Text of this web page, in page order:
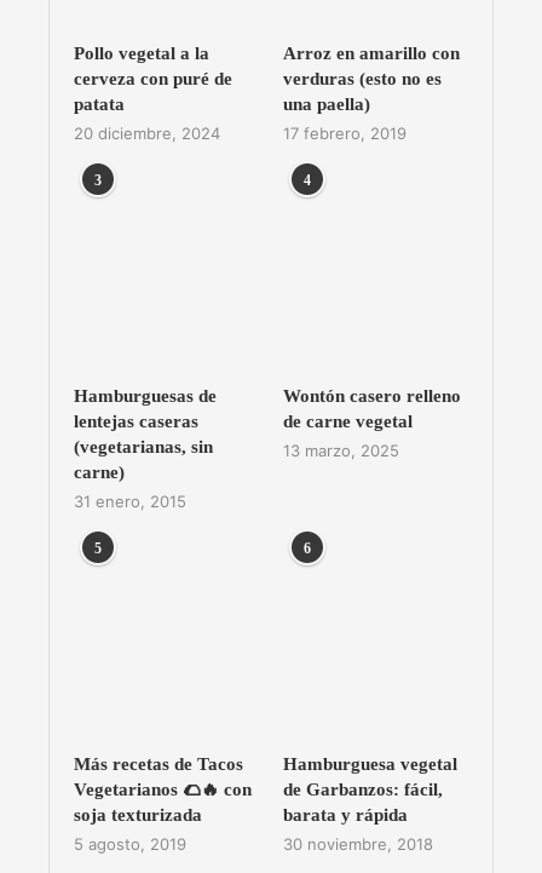
Pollo vegetal a la
cerveza con puré de
patata
20 diciembre, 2024
Arroz en amarillo con
verduras (esto no es
una paella)
17 febrero, 2019
3
Hamburguesas de
lentejas caseras
(vegetarianas, sin
carne)
31 enero, 2015
4
Wontón casero relleno
de carne vegetal
13 marzo, 2025
5
Más recetas de Tacos
Vegetarianos 🌮🔥 con
soja texturizada
5 agosto, 2019
6
Hamburguesa vegetal
de Garbanzos: fácil,
barata y rápida
30 noviembre, 2018